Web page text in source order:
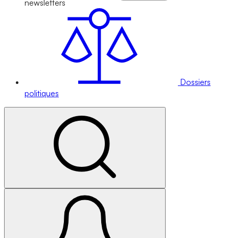
newsletters
Dossiers
politiques